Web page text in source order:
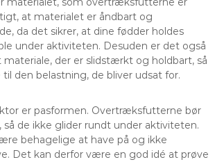
at materialet er åndbart og
da det sikrer, at dine fødder holdes
under aktiviteten. Desuden er det også
der er slidstærkt og holdbart, så
den belastning, de bliver udsat for.
er pasformen. Overtræksfutterne bør
de ikke glider rundt under aktiviteten.
behagelige at have på og ikke
Det kan derfor være en god idé at prøve